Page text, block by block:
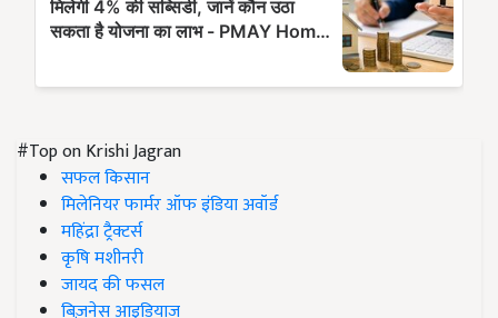
#Top on Krishi Jagran
सफल किसान
मिलेनियर फार्मर ऑफ इंडिया अवॉर्ड
महिंद्रा ट्रैक्टर्स
कृषि मशीनरी
जायद की फसल
बिज़नेस आइडियाज